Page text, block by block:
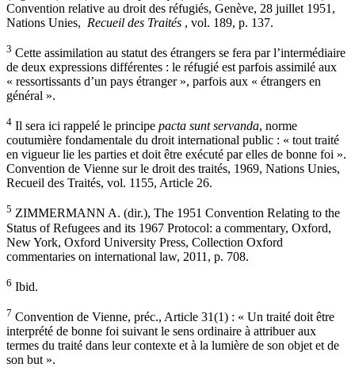
Convention relative au droit des réfugiés, Genève, 28 juillet 1951,
Nations Unies, Recueil des Traités , vol. 189, p. 137.
3 Cette assimilation au statut des étrangers se fera par l’intermédiaire
de deux expressions différentes : le réfugié est parfois assimilé aux
« ressortissants d’un pays étranger », parfois aux « étrangers en
général ».
4 Il sera ici rappelé le principe pacta sunt servanda, norme
coutumière fondamentale du droit international public : « tout traité
en vigueur lie les parties et doit être exécuté par elles de bonne foi ».
Convention de Vienne sur le droit des traités, 1969, Nations Unies,
Recueil des Traités, vol. 1155, Article 26.
5 ZIMMERMANN A. (dir.), The 1951 Convention Relating to the
Status of Refugees and its 1967 Protocol: a commentary, Oxford,
New York, Oxford University Press, Collection Oxford
commentaries on international law, 2011, p. 708.
6 Ibid.
7 Convention de Vienne, préc., Article 31(1) : « Un traité doit être
interprété de bonne foi suivant le sens ordinaire à attribuer aux
termes du traité dans leur contexte et à la lumière de son objet et de
son but ».